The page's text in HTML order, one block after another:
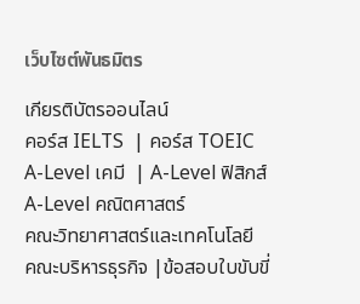
เว็บไซต์พันธมิตร
เกียรติบัตรออนไลน์
คอร์ส IELTS | คอร์ส TOEIC
A-Level เคมี | A-Level ฟิสิกส์
A-Level คณิตศาสตร์
คณะวิทยาศาสตร์และเทคโนโลยี
คณะบริหารธุรกิจ |ข้อสอบใบขับขี่